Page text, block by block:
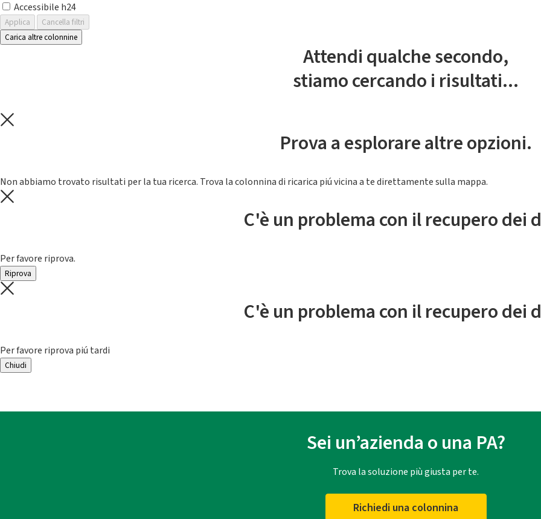
Accessibile h24
Applica
Cancella filtri
Carica altre colonnine
Attendi qualche secondo,
stiamo cercando i risultati...
Prova a esplorare altre opzioni.
Non abbiamo trovato risultati per la tua ricerca. Trova la colonnina di ricarica piú vicina a te direttamente sulla mappa.
C'è un problema con il recupero dei
Per favore riprova.
Riprova
C'è un problema con il recupero dei
Per favore riprova piú tardi
Chiudi
Sei un’azienda o una PA?
Trova la soluzione più giusta per te.
Richiedi una colonnina